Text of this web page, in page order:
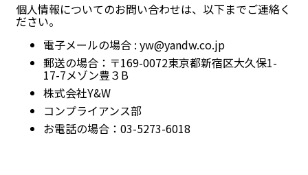
個人情報についてのお問い合わせは、以下までご連絡く
ださい。
電子メールの場合 : yw@yandw.co.jp
郵送の場合：〒169-0072東京都新宿区大久保1-
17-7メゾン豊３B
株式会社Y&W
コンプライアンス部
お電話の場合：03-5273-6018